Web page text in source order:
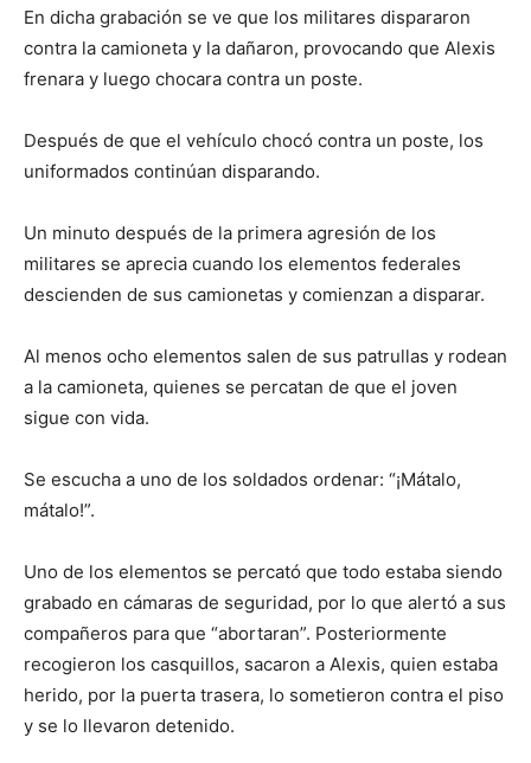
En dicha grabación se ve que los militares dispararon
contra la camioneta y la dañaron, provocando que Alexis
frenara y luego chocara contra un poste.
Después de que el vehículo chocó contra un poste, los
uniformados continúan disparando.
Un minuto después de la primera agresión de los
militares se aprecia cuando los elementos federales
descienden de sus camionetas y comienzan a disparar.
Al menos ocho elementos salen de sus patrullas y rodean
a la camioneta, quienes se percatan de que el joven
sigue con vida.
Se escucha a uno de los soldados ordenar: “¡Mátalo,
mátalo!”.
Uno de los elementos se percató que todo estaba siendo
grabado en cámaras de seguridad, por lo que alertó a sus
compañeros para que “abortaran”. Posteriormente
recogieron los casquillos, sacaron a Alexis, quien estaba
herido, por la puerta trasera, lo sometieron contra el piso
y se lo llevaron detenido.